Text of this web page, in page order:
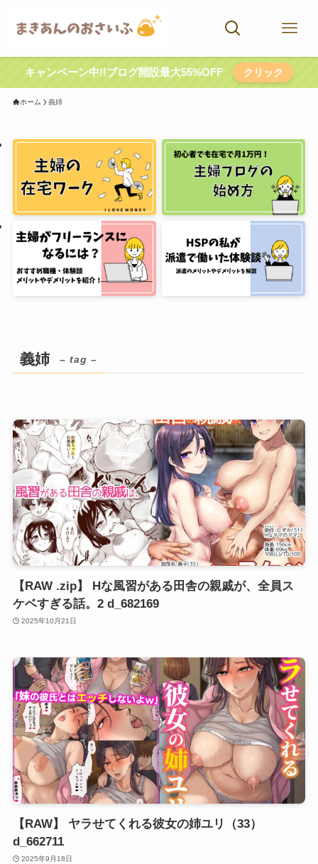
キャンペーン中!!ブログ開設最大55%OFF クリック
ホーム 義姉
義姉 – tag –
【RAW .zip】 Hな風習がある田舎の親戚が、全員ス
ケベすぎる話。2 d_682169
2025年10月21日
【RAW】 ヤラせてくれる彼女の姉ユリ（33）
d_662711
2025年9月18日